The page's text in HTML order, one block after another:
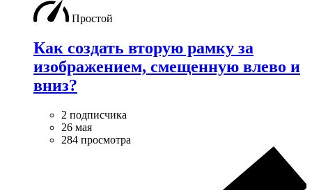
Простой
Как создать вторую рамку за
изображением, смещенную влево и
вниз?
2 подписчика
26 мая
284 просмотра